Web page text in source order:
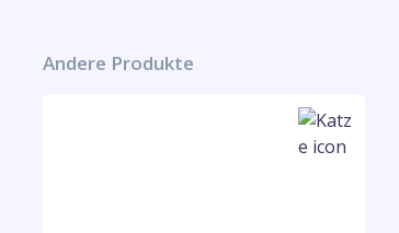
Andere Produkte